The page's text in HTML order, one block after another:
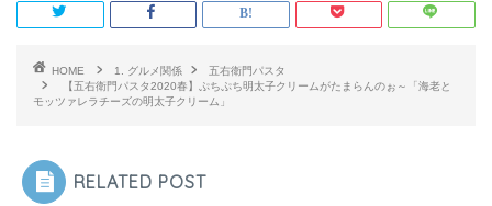
HOME 1. グルメ関係
五右衛門パスタ
【五右衛門パスタ2020春】ぷちぷち明太子クリームがたまらんのぉ～「海老と
モッツァレラチーズの明太子クリーム」
RELATED POST